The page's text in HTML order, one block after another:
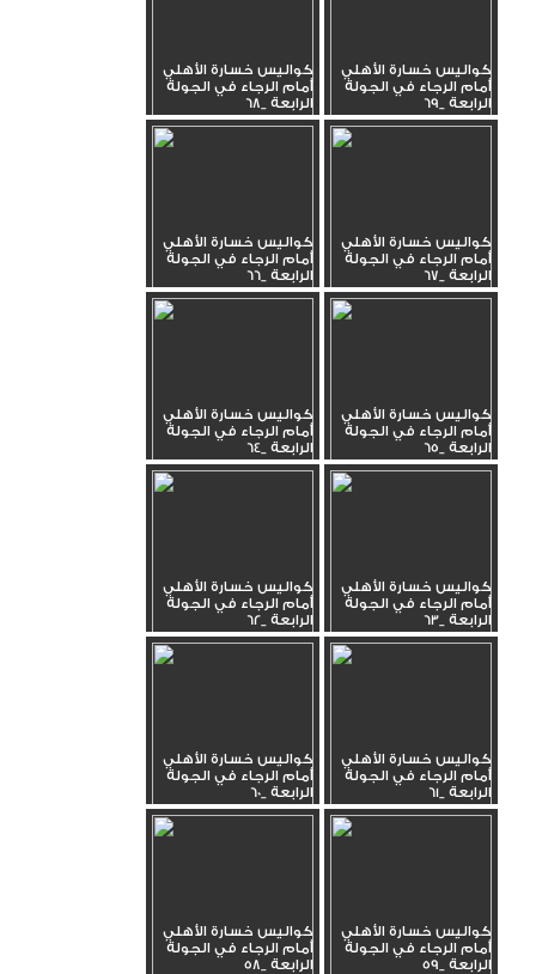
كواليس خسارة الأهلي
أمام الرجاء في الجولة
الرابعة _69
كواليس خسارة الأهلي
أمام الرجاء في الجولة
الرابعة _68
كواليس خسارة الأهلي
أمام الرجاء في الجولة
الرابعة _67
كواليس خسارة الأهلي
أمام الرجاء في الجولة
الرابعة _66
كواليس خسارة الأهلي
أمام الرجاء في الجولة
الرابعة _65
كواليس خسارة الأهلي
أمام الرجاء في الجولة
الرابعة _64
كواليس خسارة الأهلي
أمام الرجاء في الجولة
الرابعة _63
كواليس خسارة الأهلي
أمام الرجاء في الجولة
الرابعة _62
كواليس خسارة الأهلي
أمام الرجاء في الجولة
الرابعة _61
كواليس خسارة الأهلي
أمام الرجاء في الجولة
الرابعة _60
كواليس خسارة الأهلي
أمام الرجاء في الجولة
الرابعة _59
كواليس خسارة الأهلي
أمام الرجاء في الجولة
الرابعة _58